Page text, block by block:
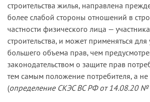
строительства жилья, направлена
более слабой стороны отношений в
частности физического лица —
строительства, и может применяться для
большего объема прав, чем
законодательством о защите прав
тем самым положение потребителя, а не
(определение СКЭС ВС РФ от 14.08.20